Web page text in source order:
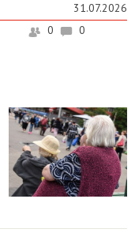
31.07.2026
0 0